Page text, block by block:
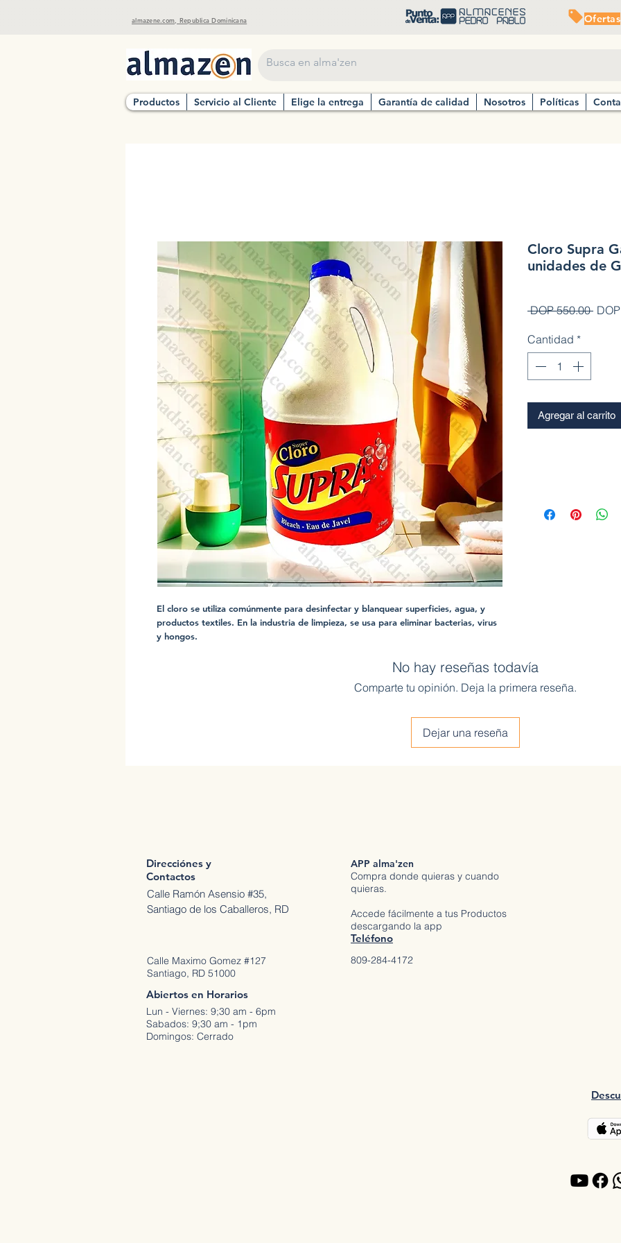
almazene.com, Republica Dominicana Ofertas
Productos Servicio al Cliente Elige la entrega Garantía de calidad Nosotros Políticas
El cloro se utiliza comúnmente para desinfectar y blanquear superficies, agua, y
productos textiles. En la industria de limpieza, se usa para eliminar bacterias, virus
y hongos.
Cloro Supra
unidades de
DOP 550.00
Cantidad *
Agregar al carrito
No hay reseñas todavía
Comparte tu opinión. Deja la primera reseña.
Dejar una reseña
Direcciónes y
Contactos
Calle Ramón Asensio #35,
Santiago de los Caballeros, RD
APP alma'zen
Compra donde quieras y cuando
quieras.
Accede fácilmente a tus Productos
descargando la app
Calle Maximo Gomez #127
Santiago, RD 51000
Abiertos en Horarios
Lun - Viernes: 9;30 am - 6pm
Sabados: 9;30 am - 1pm
Domingos: Cerrado
Teléfono
809-284-4172